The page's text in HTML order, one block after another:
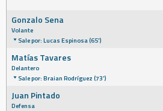
Gonzalo Sena
Volante
Sale por: Lucas Espinosa (65')
Matías Tavares
Delantero
Sale por: Braian Rodríguez (73')
Juan Pintado
Defensa